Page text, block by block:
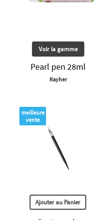
Voir la gamme
Pearl pen 28ml
Rayher
meilleure
vente
Ajouter au Panier